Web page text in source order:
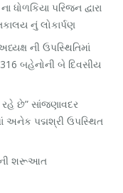
ધોળકિયા પરિજન દ્વારા
નું લોકાર્પણ
ની ઉપસ્થિતિમાં
બહેનોની બે દિવસીય
રહે છે” સાંજણાવદર
અનેક પદ્મશ્રી ઉપસ્થિત
શરૂઆત